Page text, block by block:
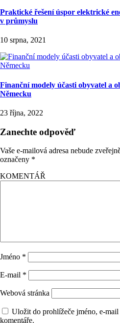
Praktické řešení úspor elektrické
v průmyslu
10 srpna, 2021
Finanční modely účasti obyvatel a
Německu
23 října, 2022
Zanechte odpověď
Vaše e-mailová adresa nebude
označeny *
KOMENTÁŘ
Jméno *
E-mail *
Webová stránka
Uložit do prohlížeče jméno, e-
komentáře.